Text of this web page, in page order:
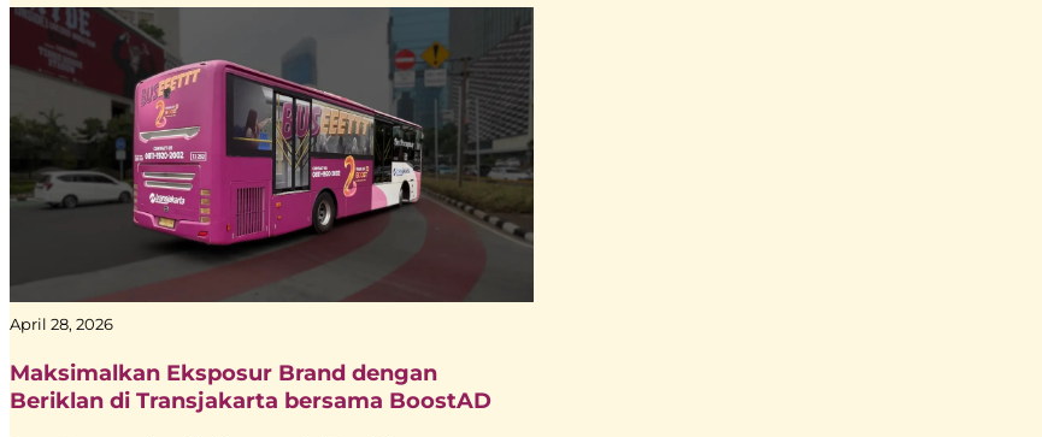
April 28, 2026
Maksimalkan Eksposur Brand dengan
Beriklan di Transjakarta bersama BoostAD